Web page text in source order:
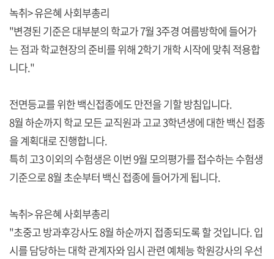
녹취> 유은혜 사회부총리
"변경된 기준은 대부분의 학교가 7월 3주경 여름방학에 들어가
는 점과 학교현장의 준비를 위해 2학기 개학 시작에 맞춰 적용합
니다."
전면등교를 위한 백신접종에도 만전을 기할 방침입니다.
8월 하순까지 학교 모든 교직원과 고교 3학년생에 대한 백신 접종
을 계획대로 진행합니다.
특히 고3 이외의 수험생은 이번 9월 모의평가를 접수하는 수험생
기준으로 8월 초순부터 백신 접종에 들어가게 됩니다.
녹취> 유은혜 사회부총리
"초중고 방과후강사도 8월 하순까지 접종되도록 할 것입니다. 입
시를 담당하는 대학 관계자와 임시 관련 예체능 학원강사의 우선